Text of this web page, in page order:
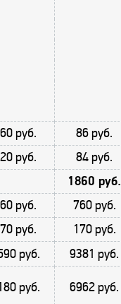
руб.
86 руб.
руб. 84 руб.
1860 руб.
руб.
760 руб.
руб.
170 руб.
руб.
9381 руб.
руб. 6962 руб.